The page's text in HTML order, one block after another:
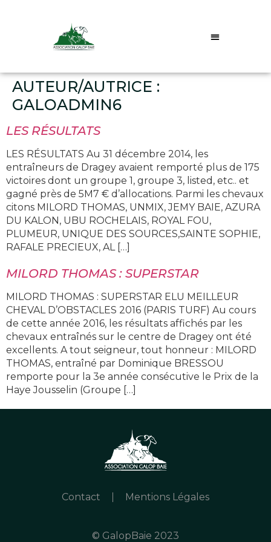
AUTEUR/AUTRICE :
GALOADMIN6
LES RÉSULTATS
LES RÉSULTATS Au 31 décembre 2014, les
entraîneurs de Dragey avaient remporté plus de 175
victoires dont un groupe 1, groupe 3, listed, etc.. et
gagné près de 5M7 € d’allocations. Parmi les chevaux
citons MILORD THOMAS, UNMIX, JEMY BAIE, AZURA
DU KALON, UBU ROCHELAIS, ROYAL FOU,
PLUMEUR, UNIQUE DES SOURCES,SAINTE SOPHIE,
RAFALE PRECIEUX, AL […]
MILORD THOMAS : SUPERSTAR
MILORD THOMAS : SUPERSTAR ELU MEILLEUR
CHEVAL D’OBSTACLES 2016 (PARIS TURF) Au cours
de cette année 2016, les résultats affichés par les
chevaux entraînés sur le centre de Dragey ont été
excellents. A tout seigneur, tout honneur : MILORD
THOMAS, entraîné par Dominique BRESSOU
remporte pour la 3e année consécutive le Prix de la
Haye Jousselin (Groupe […]
Contact Mentions Légales
© GalopBaie 2023